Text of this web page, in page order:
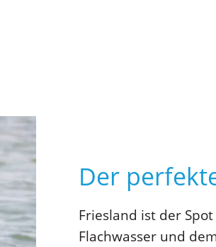
Der
Friesland ist der
Flachwasser und